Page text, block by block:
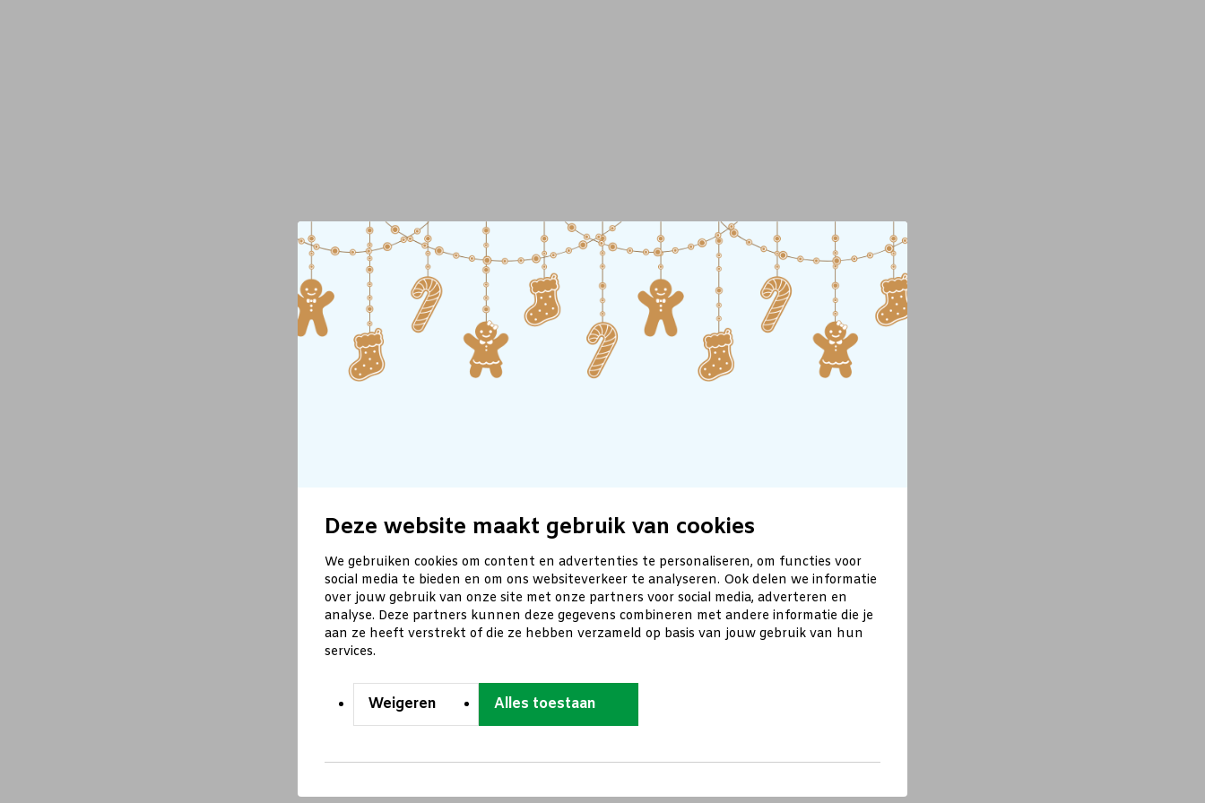
Deze website maakt gebruik van cookies
We gebruiken cookies om content en advertenties te personaliseren, om functies voor
social media te bieden en om ons websiteverkeer te analyseren. Ook delen we informatie
over jouw gebruik van onze site met onze partners voor social media, adverteren en
analyse. Deze partners kunnen deze gegevens combineren met andere informatie die je
aan ze heeft verstrekt of die ze hebben verzameld op basis van jouw gebruik van hun
services.
Weigeren Alles toestaan